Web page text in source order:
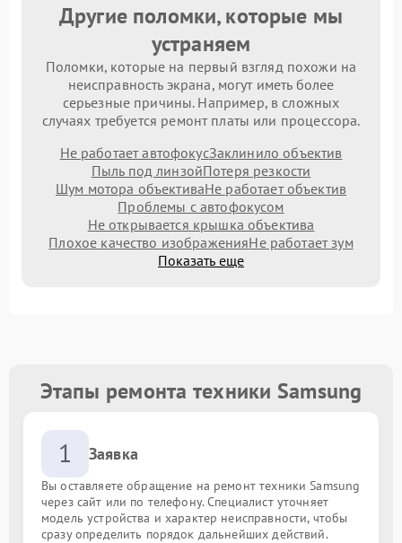
Другие поломки, которые мы
устраняем
Поломки, которые на первый взгляд похожи на
неисправность экрана, могут иметь более
серьезные причины. Например, в сложных
случаях требуется ремонт платы или процессора.
Не работает автофокусЗаклинило объектив
Пыль под линзойПотеря резкости
Шум мотора объективаНе работает объектив
Проблемы с автофокусом
Не открывается крышка объектива
Плохое качество изображенияНе работает зум
Показать еще
Этапы ремонта техники Samsung
1 Заявка
Вы оставляете обращение на ремонт техники Samsung
через сайт или по телефону. Специалист уточняет
модель устройства и характер неисправности, чтобы
сразу определить порядок дальнейших действий.